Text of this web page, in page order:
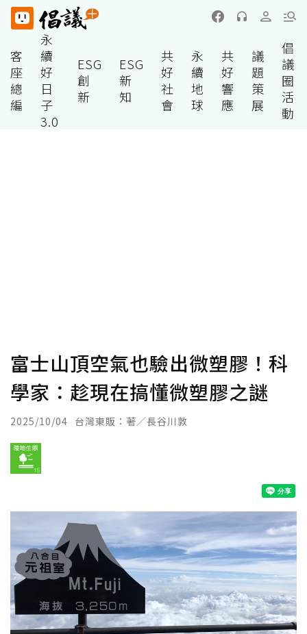
客
座
總
編
永
續
好
日
子
3.0
ESG
創
新
ESG
新
知
共
好
社
會
永
續
地
球
共
好
響
應
議
題
策
展
倡
議
圈
活
動
富士山頂空氣也驗出微塑膠！科
學家：趁現在搞懂微塑膠之謎
2025/10/04 台灣東販：著／長谷川敦